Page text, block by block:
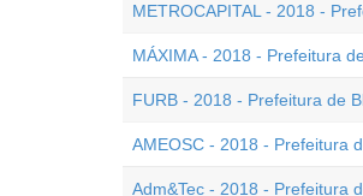
METROCAPITAL - 2018 -
MÁXIMA - 2018 - Prefeitura
FURB - 2018 - Prefeitura de
AMEOSC - 2018 - Prefeitura
Adm&Tec - 2018 - Prefeitura